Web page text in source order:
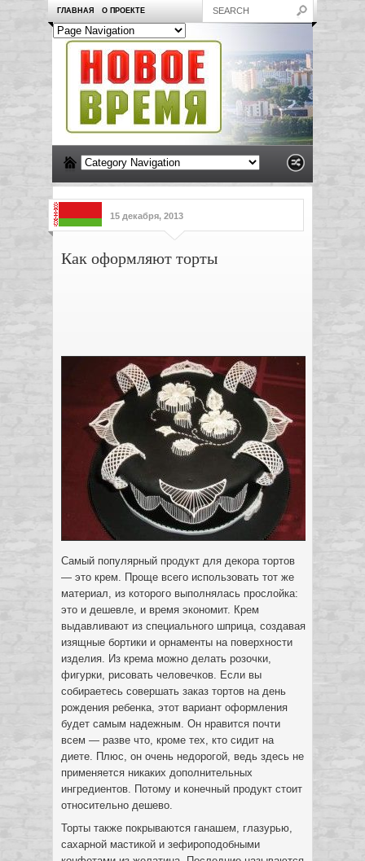
ГЛАВНАЯ О ПРОЕКТЕ
15 декабря, 2013
Как оформляют торты
Самый популярный продукт для декора тортов
— это крем. Проще всего использовать тот же
материал, из которого выполнялась прослойка:
это и дешевле, и время экономит. Крем
выдавливают из специального шприца, создавая
изящные бортики и орнаменты на поверхности
изделия. Из крема можно делать розочки,
фигурки, рисовать человечков. Если вы
собираетесь совершать заказ тортов на день
рождения ребенка, этот вариант оформления
будет самым надежным. Он нравится почти
всем — разве что, кроме тех, кто сидит на
диете. Плюс, он очень недорогой, ведь здесь не
применяется никаких дополнительных
ингредиентов. Потому и конечный продукт стоит
относительно дешево.
Торты также покрываются ганашем, глазурью,
сахарной мастикой и зефироподобными